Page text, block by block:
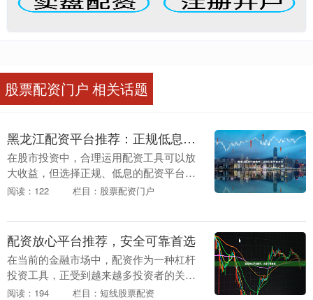
股票配资门户 相关话题
黑龙江配资平台推荐：正规低息平台对比
在股市投资中，合理运用配资工具可以放
大收益，但选择正规、低息的配资平台至
关重要。对于黑龙江的投资者而言专业股
全可靠、费率合理....
阅读：122 栏目：股票配资门户
配资放心平台推荐，安全可靠首选
在当前的金融市场中，配资作为一种杠杆
投资工具，正受到越来越多投资者的关
注。然而，面对市场上众多的配资平台，
阅读：194 栏目：短线股票配资